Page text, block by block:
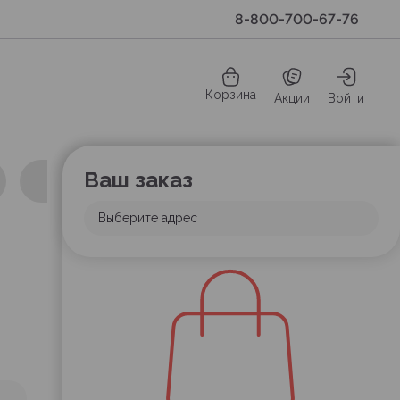
8-800-700-67-76
Корзина Акции Войти
Ваш заказ
Выберите адрес